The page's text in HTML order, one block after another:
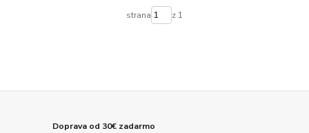
strana z 1
Doprava od 30€ zadarmo